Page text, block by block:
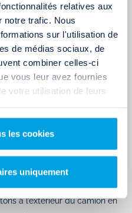
relatives aux
notre trafic. Nous
sur l'utilisation de
de médias sociaux, de
combiner celles-ci
vous leur avez fournies
votre utilisation de leurs
les cookies
uniquement
souvent la plus oubliée par
des lieux de
DÉMÉNAGEMENT
très souvent lors de vos
à l’extérieur du camion en